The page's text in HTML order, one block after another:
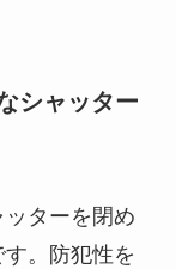
シャッター
ターを閉め
。防犯性を